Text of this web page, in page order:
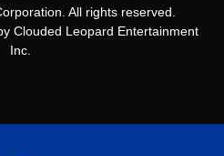
All rights reserved.
Clouded Leopard Entertainment
Inc.